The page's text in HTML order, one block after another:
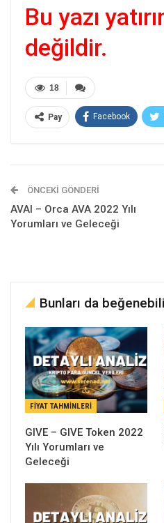
Bu yazı
değildir.
18
Pay Facebook
ÖNCEKI GÖNDERI
AVAI – Orca AVA 2022 Yılı
Yorumları ve Geleceği
Bunları da
FIYAT TAHMINLERI
GIVE – GIVE Token 2022
Yılı Yorumları ve
Geleceği